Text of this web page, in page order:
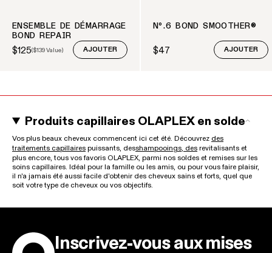
ENSEMBLE DE DÉMARRAGE
BOND REPAIR
Sale price
$125
Prix courant
($139Value) AJOUTER
Nº.6 BOND SMOOTHER®
Prix courant
$47 AJOUTER
Produits capillaires OLAPLEX en solde
Vos plus beaux cheveux commencent ici cet été. Découvrez des
traitements capillaires puissants, desshampooings, des revitalisants et
plus encore, tous vos favoris OLAPLEX, parmi nos soldes et remises sur les
soins capillaires. Idéal pour la famille ou les amis, ou pour vous faire plaisir,
il n'a jamais été aussi facile d'obtenir des cheveux sains et forts, quel que
soit votre type de cheveux ou vos objectifs.
Inscrivez-vous aux mises